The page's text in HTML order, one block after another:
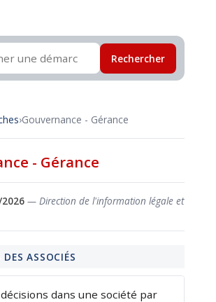
Rechercher
›Gouvernance - Gérance
- Gérance
— Direction de l'information légale et
ASSOCIÉS
dans une société par